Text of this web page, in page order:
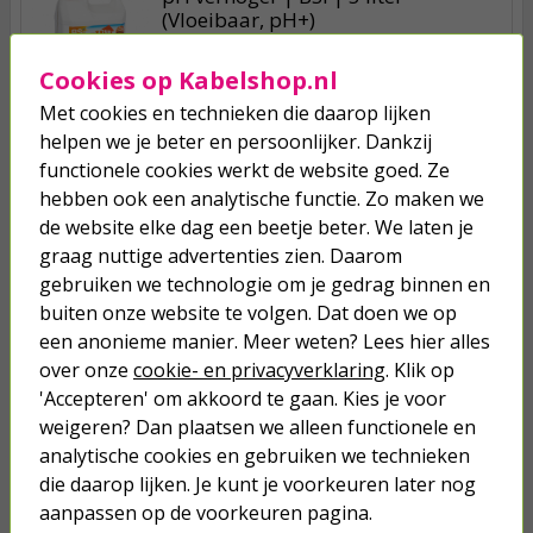
Je verwacht het niet
(Vloeibaar, pH+)
11,45
Vlokmiddel | Summer Fun | 5 liter
(Vloeibaar)
12,95
Anti alg | Pool Power | 5 liter
64,50
Cookies op Kabelshop.nl
Met cookies en technieken die daarop lijken
helpen we je beter en persoonlijker. Dankzij
functionele cookies werkt de website goed. Ze
hebben ook een analytische functie. Zo maken we
de website elke dag een beetje beter. We laten je
graag nuttige advertenties zien. Daarom
gebruiken we technologie om je gedrag binnen en
buiten onze website te volgen. Dat doen we op
een anonieme manier. Meer weten? Lees hier alles
over onze cookie- en privacyverklaring. Klik op
'Accepteren' om akkoord te gaan. Kies je voor
weigeren? Dan plaatsen we alleen functionele en
analytische cookies en gebruiken we technieken
die daarop lijken. Je kunt je voorkeuren later nog
aanpassen op de voorkeuren pagina.